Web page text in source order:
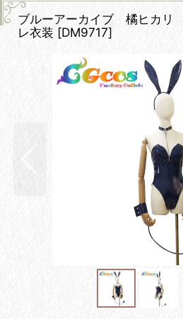
ブルーアーカイブ 橘ヒカ
レ衣装 [DM9717]